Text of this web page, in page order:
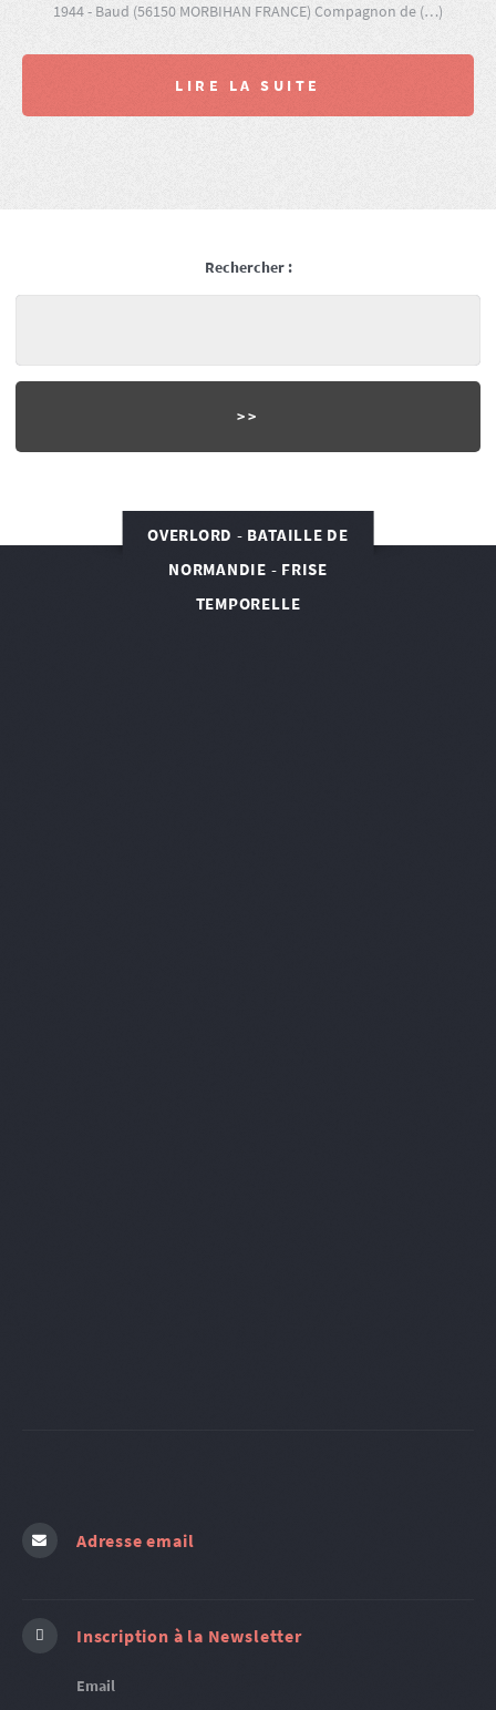
1944 - Baud (56150 MORBIHAN FRANCE) Compagnon de (…)
LIRE LA SUITE
Rechercher :
OVERLORD - BATAILLE DE
NORMANDIE - FRISE
TEMPORELLE
Adresse email
Inscription à la Newsletter
Email